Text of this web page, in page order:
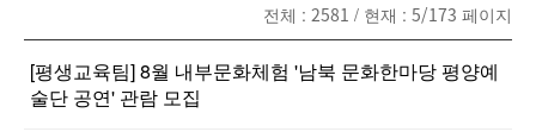
전체 : 2581 / 현재 : 5/173 페이지
[평생교육팀] 8월 내부문화체험 '남북 문화한마당 평양예
술단 공연' 관람 모집